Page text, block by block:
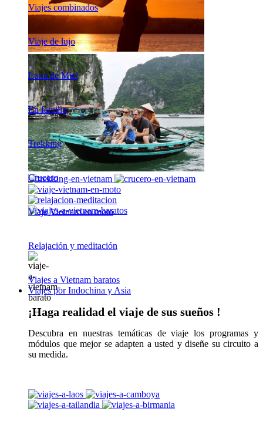
Viajes combinados
Viaje de lujo
Luna de Miel
En familia
Trekking
Crucero
Viaje Vietnam en moto
Relajación y meditación
Viajes a Vietnam baratos
Viajes por Indochina y Asia
¡Haga realidad el viaje de sus sueños !
Descubra en nuestras temáticas de viaje los programas y
módulos que mejor se adapten a usted y diseñe su circuito a
su medida.